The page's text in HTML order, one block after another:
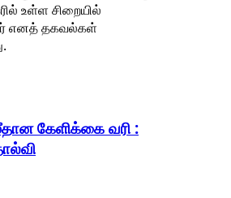
உள்ள சிறையில்
எனத் தகவல்கள்
கேளிக்கை வரி :